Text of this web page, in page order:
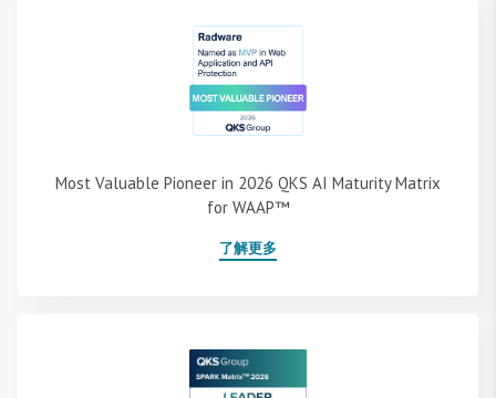
Most Valuable Pioneer in 2026 QKS AI Maturity Matrix
for WAAP™
了解更多